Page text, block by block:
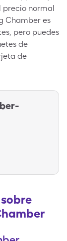
precio normal
Chamber es
pero puedes
de
de